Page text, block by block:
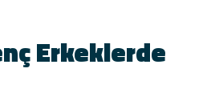
Erkeklerde